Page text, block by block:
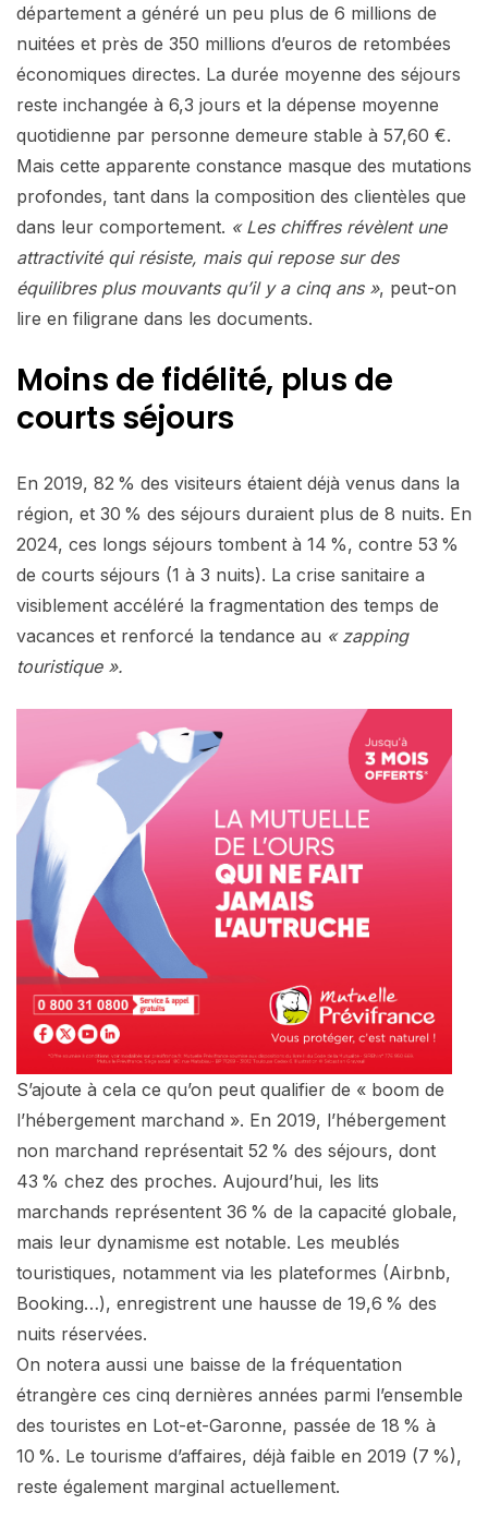
département a généré un peu plus de 6 millions de
nuitées et près de 350 millions d’euros de retombées
économiques directes. La durée moyenne des séjours
reste inchangée à 6,3 jours et la dépense moyenne
quotidienne par personne demeure stable à 57,60 €.
Mais cette apparente constance masque des mutations
profondes, tant dans la composition des clientèles que
dans leur comportement. « Les chiffres révèlent une
attractivité qui résiste, mais qui repose sur des
équilibres plus mouvants qu’il y a cinq ans », peut-on
lire en filigrane dans les documents.
Moins de fidélité, plus de
courts séjours
En 2019, 82 % des visiteurs étaient déjà venus dans la
région, et 30 % des séjours duraient plus de 8 nuits. En
2024, ces longs séjours tombent à 14 %, contre 53 %
de courts séjours (1 à 3 nuits). La crise sanitaire a
visiblement accéléré la fragmentation des temps de
vacances et renforcé la tendance au « zapping
touristique ».
S’ajoute à cela ce qu’on peut qualifier de « boom de
l’hébergement marchand ». En 2019, l’hébergement
non marchand représentait 52 % des séjours, dont
43 % chez des proches. Aujourd’hui, les lits
marchands représentent 36 % de la capacité globale,
mais leur dynamisme est notable. Les meublés
touristiques, notamment via les plateformes (Airbnb,
Booking…), enregistrent une hausse de 19,6 % des
nuits réservées.
On notera aussi une baisse de la fréquentation
étrangère ces cinq dernières années parmi l’ensemble
des touristes en Lot-et-Garonne, passée de 18 % à
10 %. Le tourisme d’affaires, déjà faible en 2019 (7 %),
reste également marginal actuellement.